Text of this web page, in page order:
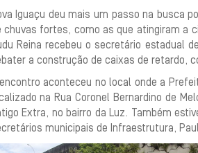
Iguaçu deu mais um passo na busca
chuvas fortes, como as que atingiram a
Reina recebeu o secretário estadual
a construção de caixas de retardo,
aconteceu no local onde a
na Rua Coronel Bernardino de
Extra, no bairro da Luz. Também
municipais de Infraestrutura,